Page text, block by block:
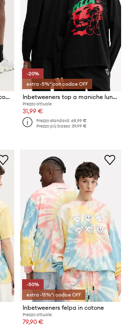
Inbetweeners pantaloncini in cotone
-20%
extra -5%* con codice OFF
Inbetweeners top a maniche lunghe in cotone
Prezzo attuale:
31,99 €
Prezzo standard:68,99 €
Prezzo più basso:39,99 €
-50%
extra -15%*: codice OFF
Inbetweeners felpa in cotone
Prezzo attuale:
79,90 €